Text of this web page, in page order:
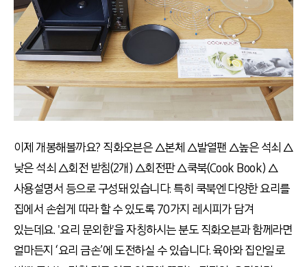
이제 개봉해볼까요? 직화오븐은 △본체 △발열팬 △높은 석쇠 △
낮은 석쇠 △회전 받침(2개) △회전판 △쿡북(Cook Book) △
사용설명서 등으로 구성돼 있습니다. 특히 쿡북엔 다양한 요리를
집에서 손쉽게 따라 할 수 있도록 70가지 레시피가 담겨
있는데요. '요리 문외한'을 자칭하시는 분도 직화오븐과 함께라면
얼마든지 ‘요리 금손’에 도전하실 수 있습니다. 육아와 집안일로